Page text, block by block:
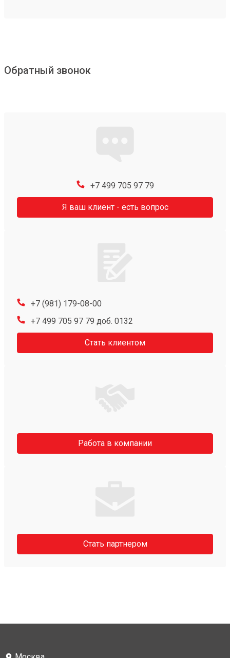
Обратный звонок
+7 499 705 97 79
Я ваш клиент - есть вопрос
+7 (981) 179-08-00
+7 499 705 97 79 доб. 0132
Стать клиентом
Работа в компании
Стать партнером